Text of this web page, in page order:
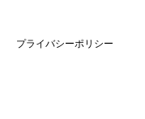
プライバシーポリシー